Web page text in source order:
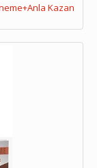
Kazan